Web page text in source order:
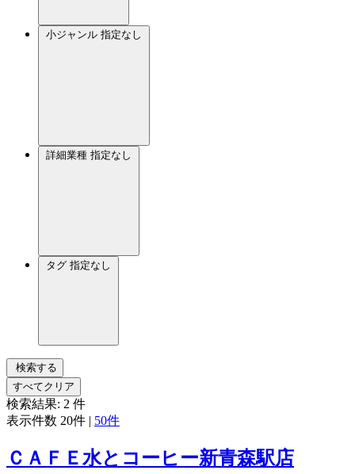
小ジャンル 指定なし
詳細業種 指定なし
タグ 指定なし
検索する
すべてクリア
検索結果: 2 件
表示件数 20件 | 50件
ＣＡＦＥ水とコーヒー新青森駅店